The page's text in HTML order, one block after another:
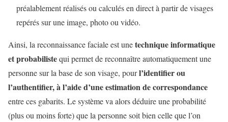
préalablement réalisés ou calculés en direct à partir de visages
repérés sur une image, photo ou vidéo.
Ainsi, la reconnaissance faciale est unetechnique informatique
et probabilistequi permet de reconnaître automatiquement une
personne sur la base de son visage, pourl’identifier ou
l’authentifier, à l’aide d’une estimation de correspondance
entre ces gabarits. Le système va alors déduire une probabilité
(plus ou moins forte) que la personne soit bien celle que l’on